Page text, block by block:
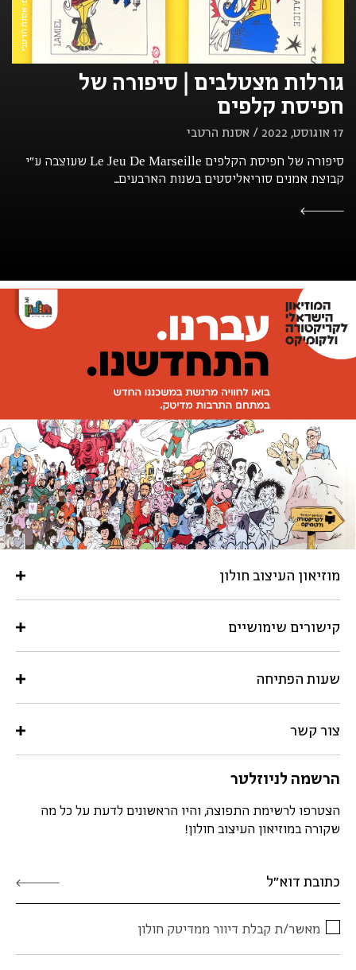
צילום: אסנת הרטבי
גורלות מצטלבים | סיפורה של
חפיסת קלפים
17 אוגוסט, 2022 / אסנת הרטבי
סיפורה של חפיסת הקלפים Le Jeu De Marseille שעוצבה ע"י
קבוצת אמנים סוריאליסטים בשנות הארבעים...
מוזיאון העיצוב חולון
קישורים שימושיים
שעות הפתיחה
צור קשר
הרשמה לניוזלטר
הצטרפו לרשימת התפוצה, והיו הראשונים לדעת על כל מה
שקורה במוזיאון העיצוב חולון!
מאשר/ת קבלת דיוור ממדיטק חולון